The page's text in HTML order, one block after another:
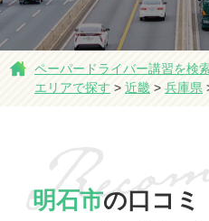
ペーパードライバー講習を検
エリアで探す > 近畿 > 兵庫県
明石市の口コミ